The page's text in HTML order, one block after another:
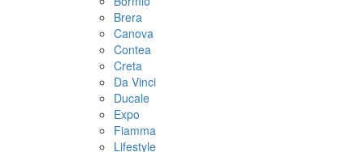
Brera
Canova
Contea
Creta
Da Vinci
Ducale
Expo
Fiamma
Lifestyle